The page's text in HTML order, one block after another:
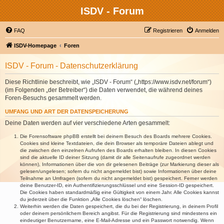
ISDV - Forum
FAQ Anmelden
Registrieren
ISDV-Homepage Foren
ISDV - Forum - Datenschutzerklärung
Diese Richtlinie beschreibt, wie „ISDV - Forum“ („https://www.isdv.net/forum“)
(im Folgenden „der Betreiber“) die Daten verwendet, die während deines
Foren-Besuchs gesammelt werden.
UMFANG UND ART DER DATENSPEICHERUNG
Deine Daten werden auf vier verschiedene Arten gesammelt:
Die Forensoftware phpBB erstellt bei deinem Besuch des Boards mehrere Cookies.
Cookies sind kleine Textdateien, die dein Browser als temporäre Dateien ablegt und
die zwischen den einzelnen Aufrufen des Boards erhalten bleiben. In diesen Cookies
sind die aktuelle ID deiner Sitzung (damit dir alle Seitenaufrufe zugeordnet werden
können), Informationen über die von dir gelesenen Beiträge (zur Markierung dieser als
gelesen/ungelesen; sofern du nicht angemeldet bist) sowie Informationen über deine
Teilnahme an Umfragen (sofern du nicht angemeldet bist) gespeichert. Ferner werden
deine Benutzer-ID, ein Authentifizierungsschlüssel und eine Session-ID gespeichert.
Die Cookies haben standardmäßig eine Gültigkeit von einem Jahr. Alle Cookies kannst
du jederzeit über die Funktion „Alle Cookies löschen“ löschen.
Weiterhin werden die Daten gespeichert, die du bei der Registrierung, in deinem Profil
oder deinem persönlichem Bereich angibst. Für die Registrierung sind mindestens ein
eindeutiger Benutzername, eine E-Mail-Adresse und ein Passwort notwendig. Wenn